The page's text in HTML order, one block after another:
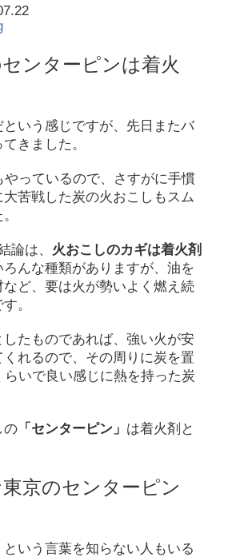
ンターピンは着火
いう感じですが、先日またバ
きました。
やっているので、さすがに手慣
苦戦した炭の火おこしもスム
論は、 火おこしのカギは着火剤
んな種類がありますが、油を
ど、要は火が勢いよく燃え続
。
たものであれば、強い火が安
れるので、その周りに炭を置
らいで良い感じに熱を持った炭
の 「センターピン」 は着火剤と
京のセンターピン
という言葉を知らない人もいる